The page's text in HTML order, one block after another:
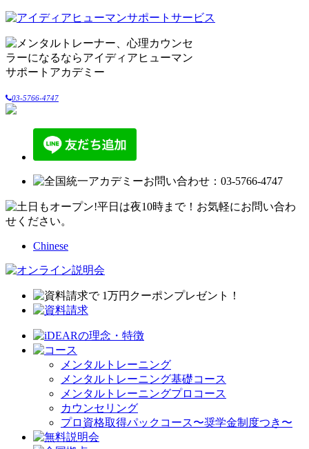
03-5766-4747
Chinese
メンタルトレーニング
メンタルトレーニング基礎コース
メンタルトレーニングプロコース
カウンセリング
プロ資格取得パックコース〜奨学金制度つき〜